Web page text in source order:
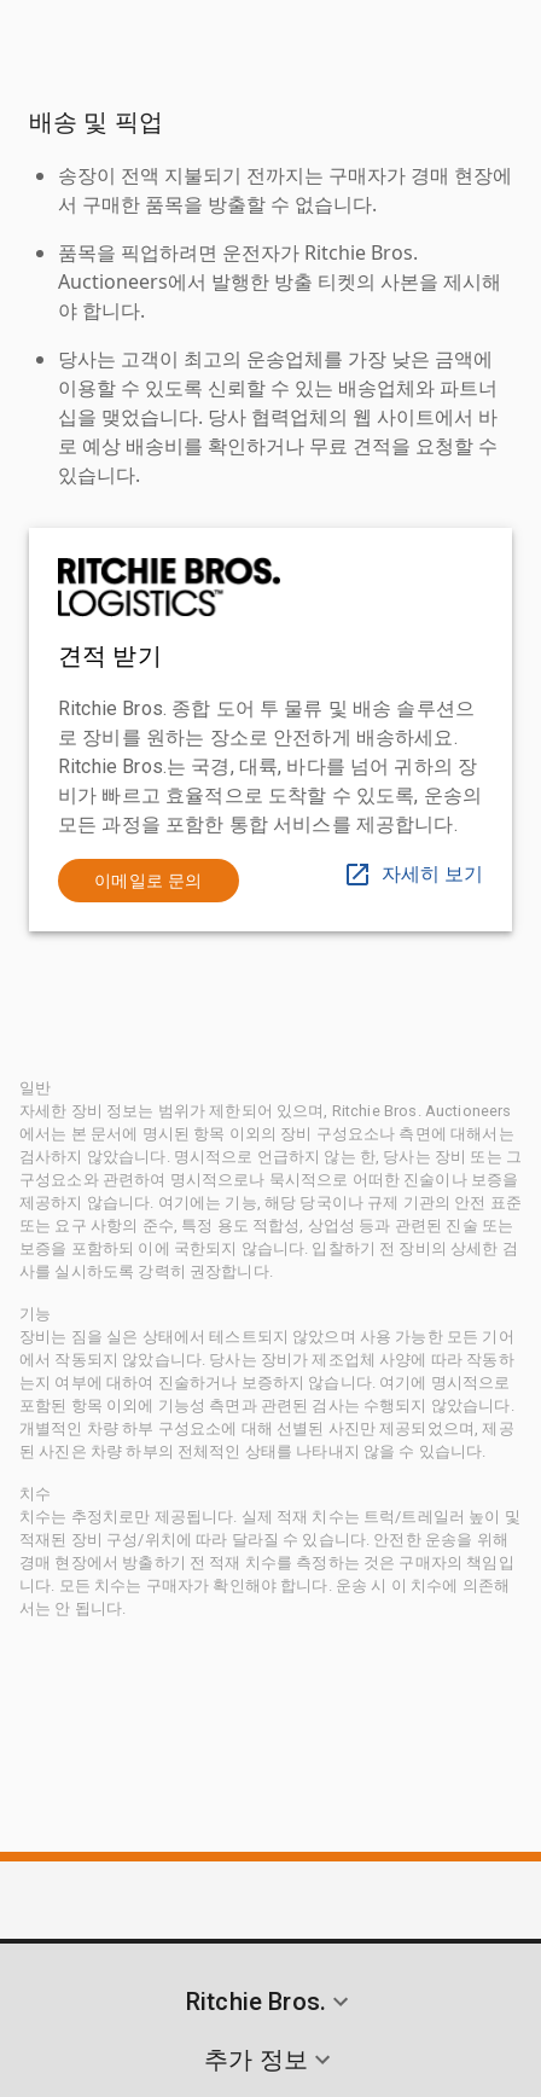
배송 및 픽업
송장이 전액 지불되기 전까지는 구매자가 경매 현장에
서 구매한 품목을 방출할 수 없습니다.
품목을 픽업하려면 운전자가 Ritchie Bros.
Auctioneers에서 발행한 방출 티켓의 사본을 제시해
야 합니다.
당사는 고객이 최고의 운송업체를 가장 낮은 금액에
이용할 수 있도록 신뢰할 수 있는 배송업체와 파트너
십을 맺었습니다. 당사 협력업체의 웹 사이트에서 바
로 예상 배송비를 확인하거나 무료 견적을 요청할 수
있습니다.
견적 받기
Ritchie Bros. 종합 도어 투 물류 및 배송 솔루션으
로 장비를 원하는 장소로 안전하게 배송하세요.
Ritchie Bros.는 국경, 대륙, 바다를 넘어 귀하의 장
비가 빠르고 효율적으로 도착할 수 있도록, 운송의
모든 과정을 포함한 통합 서비스를 제공합니다.
이메일로 문의 자세히 보기
일반
자세한 장비 정보는 범위가 제한되어 있으며, Ritchie Bros. Auctioneers
에서는 본 문서에 명시된 항목 이외의 장비 구성요소나 측면에 대해서는
검사하지 않았습니다. 명시적으로 언급하지 않는 한, 당사는 장비 또는 그
구성요소와 관련하여 명시적으로나 묵시적으로 어떠한 진술이나 보증을
제공하지 않습니다. 여기에는 기능, 해당 당국이나 규제 기관의 안전 표준
또는 요구 사항의 준수, 특정 용도 적합성, 상업성 등과 관련된 진술 또는
보증을 포함하되 이에 국한되지 않습니다. 입찰하기 전 장비의 상세한 검
사를 실시하도록 강력히 권장합니다.
기능
장비는 짐을 실은 상태에서 테스트되지 않았으며 사용 가능한 모든 기어
에서 작동되지 않았습니다. 당사는 장비가 제조업체 사양에 따라 작동하
는지 여부에 대하여 진술하거나 보증하지 않습니다. 여기에 명시적으로
포함된 항목 이외에 기능성 측면과 관련된 검사는 수행되지 않았습니다.
개별적인 차량 하부 구성요소에 대해 선별된 사진만 제공되었으며, 제공
된 사진은 차량 하부의 전체적인 상태를 나타내지 않을 수 있습니다.
치수
치수는 추정치로만 제공됩니다. 실제 적재 치수는 트럭/트레일러 높이 및
적재된 장비 구성/위치에 따라 달라질 수 있습니다. 안전한 운송을 위해
경매 현장에서 방출하기 전 적재 치수를 측정하는 것은 구매자의 책임입
니다. 모든 치수는 구매자가 확인해야 합니다. 운송 시 이 치수에 의존해
서는 안 됩니다.
Ritchie Bros.
추가 정보